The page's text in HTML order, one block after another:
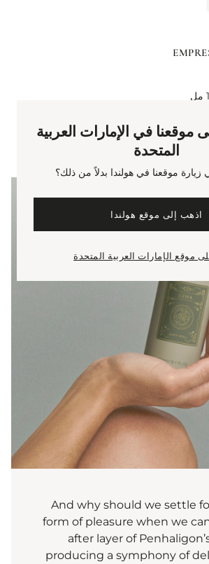
And why should we settle
form of pleasure when we
after layer of
producing a symphony of
موقعنا في الإمارات العربية
المتحدة
موقعنا في هولندا بدلاً من ذلك؟
اذهب إلى موقع هولندا
موقع الإمارات العربية المتحدة